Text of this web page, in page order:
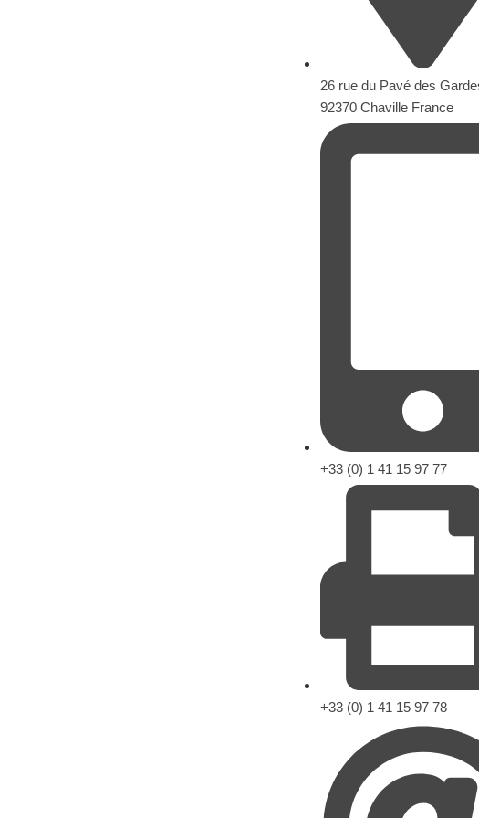
26 rue du Pavé des
92370 Chaville France
+33 (0) 1 41 15 97 77
+33 (0) 1 41 15 97 78